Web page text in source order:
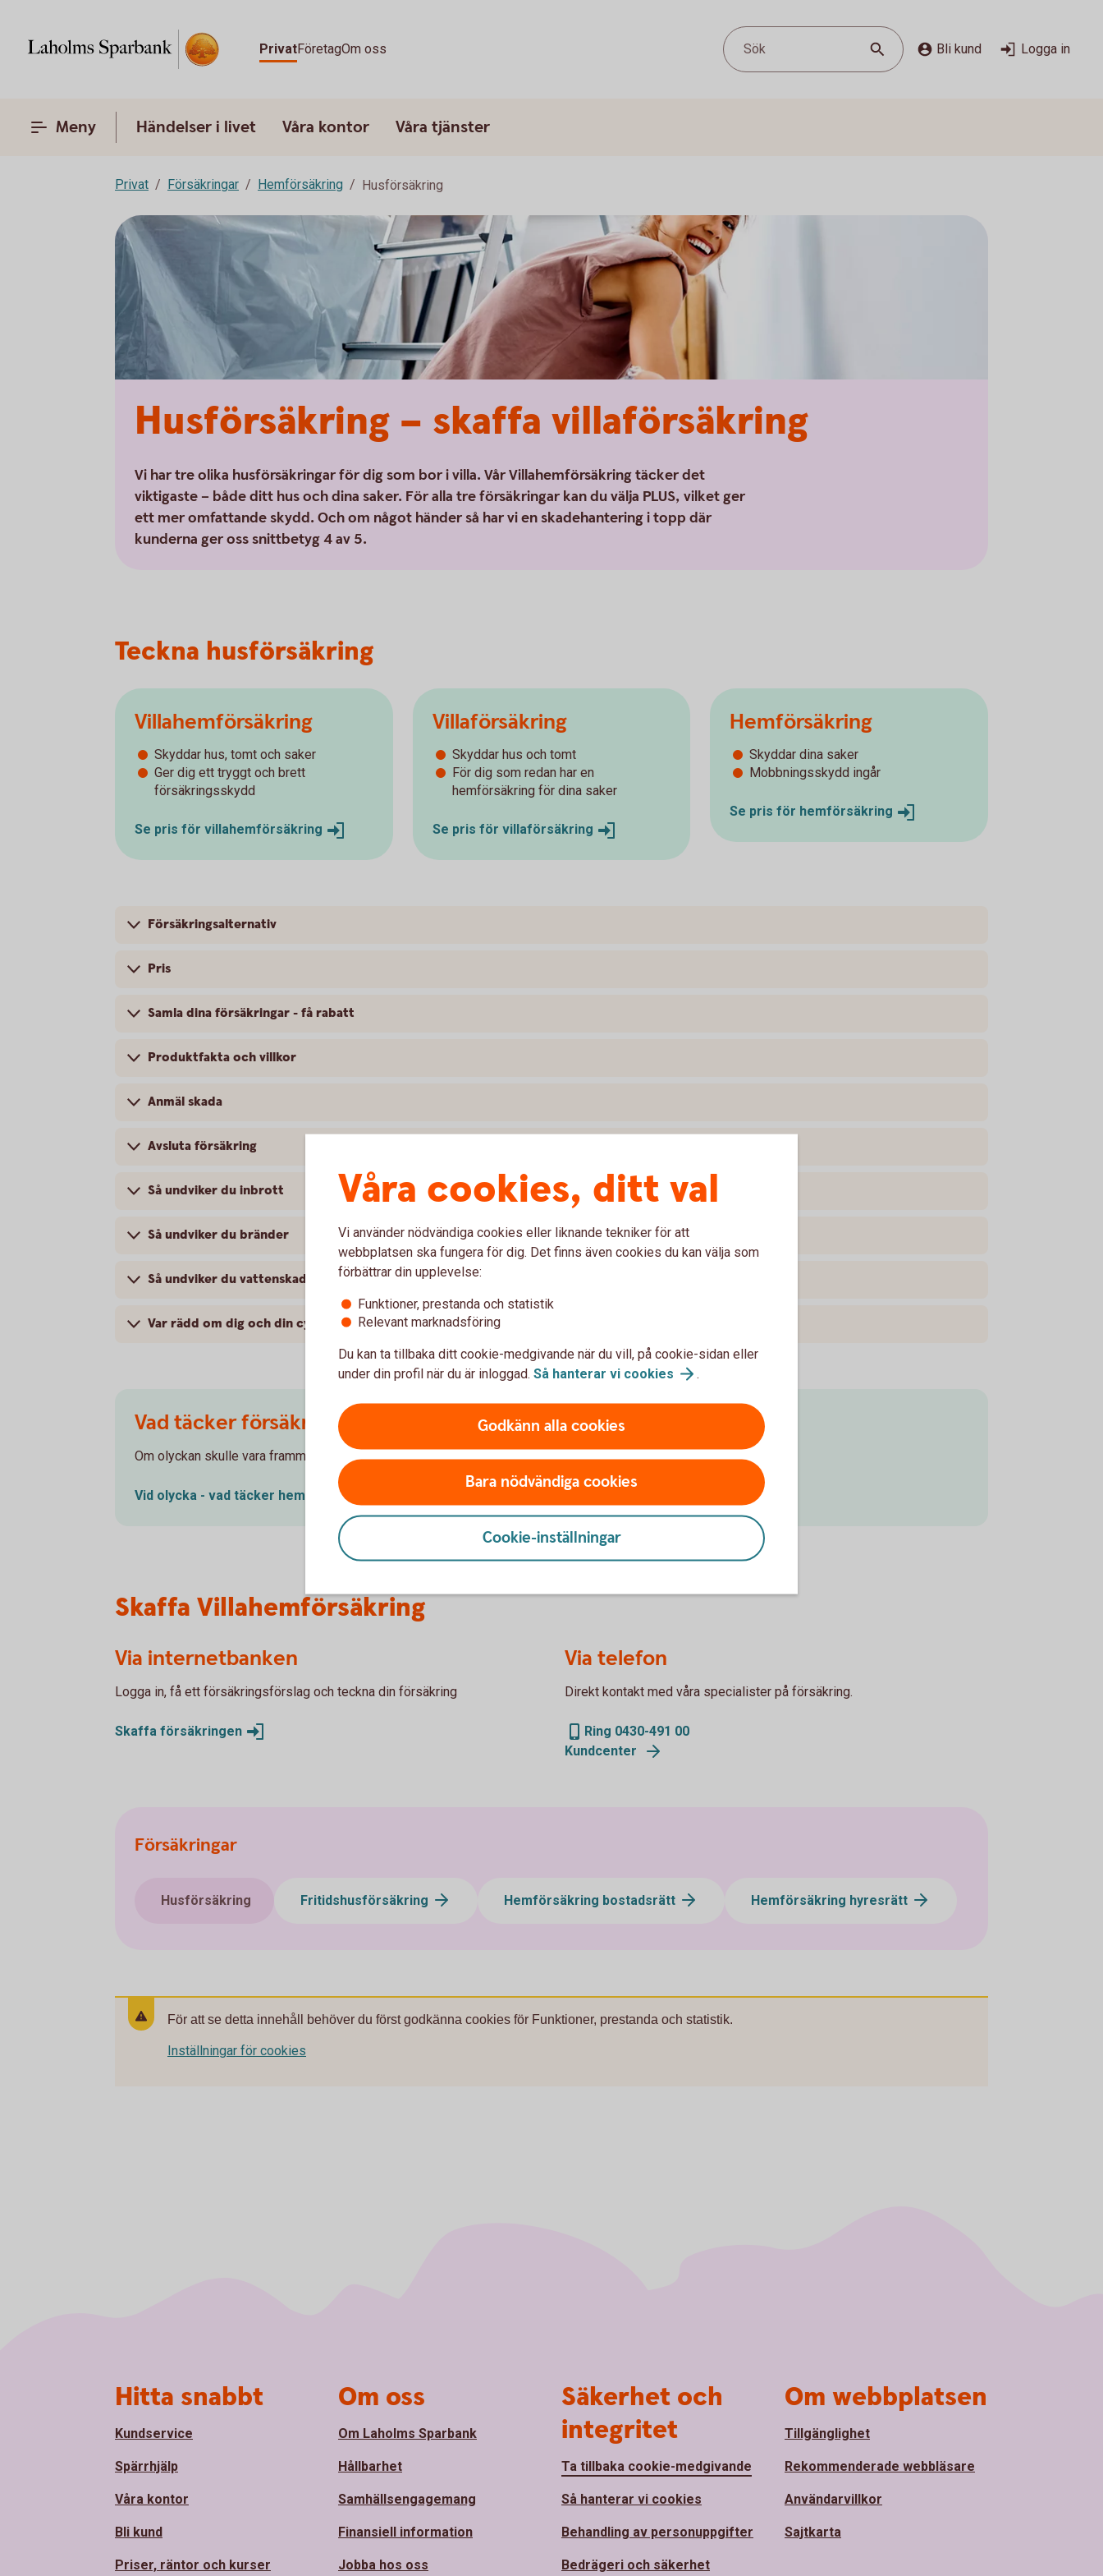
PrivatFöretagOm oss Sök Bli kund Logga in
Meny Händelser i livet Våra kontor Våra tjänster
Privat Försäkringar Hemförsäkring Husförsäkring
Husförsäkring – skaffa villaförsäkring
Vi har tre olika husförsäkringar för dig som bor i villa. Vår Villahemförsäkring täcker det
viktigaste – både ditt hus och dina saker. För alla tre försäkringar kan du välja PLUS, vilket ger
ett mer omfattande skydd. Och om något händer så har vi en skadehantering i topp där
kunderna ger oss snittbetyg 4 av 5.
Teckna husförsäkring
Villahemförsäkring
Skyddar hus, tomt och saker
Ger dig ett tryggt och brett
försäkringsskydd
Se pris för villahemförsäkring
Villaförsäkring
Skyddar hus och tomt
För dig som redan har en
hemförsäkring för dina saker
Se pris för villaförsäkring
Hemförsäkring
Skyddar dina saker
Mobbningsskydd ingår
Se pris för hemförsäkring
Försäkringsalternativ
Pris
Samla dina försäkringar - få rabatt
Produktfakta och villkor
Anmäl skada
Avsluta försäkring
Så undviker du inbrott
Så undviker du bränder
Så undviker du vattenskador
Var rädd om dig och din cykel
Vad täcker försäkringen?
Om olyckan skulle vara framme - vad täcks?
Vid olycka - vad täcker hemförsäkringen
Skaffa Villahemförsäkring
Via internetbanken
Logga in, få ett försäkringsförslag och teckna din försäkring
Skaffa försäkringen
Via telefon
Direkt kontakt med våra specialister på försäkring.
Ring 0430-491 00
Kundcenter
Försäkringar
Husförsäkring Fritidshusförsäkring Hemförsäkring bostadsrätt Hemförsäkring hyresrätt
För att se detta innehåll behöver du först godkänna cookies för Funktioner, prestanda och statistik.
Inställningar för cookies
Våra cookies, ditt val
Vi använder nödvändiga cookies eller liknande tekniker för att
webbplatsen ska fungera för dig. Det finns även cookies du kan välja som
förbättrar din upplevelse:
Funktioner, prestanda och statistik
Relevant marknadsföring
Du kan ta tillbaka ditt cookie-medgivande när du vill, på cookie-sidan eller
under din profil när du är inloggad. Så hanterar vi cookies .
Godkänn alla cookies
Bara nödvändiga cookies
Cookie-inställningar
Hitta snabbt
Kundservice
Spärrhjälp
Våra kontor
Bli kund
Priser, räntor och kurser
Om oss
Om Laholms Sparbank
Hållbarhet
Samhällsengagemang
Finansiell information
Jobba hos oss
Säkerhet och
integritet
Ta tillbaka cookie-medgivande
Så hanterar vi cookies
Behandling av personuppgifter
Bedrägeri och säkerhet
Om webbplatsen
Tillgänglighet
Rekommenderade webbläsare
Användarvillkor
Sajtkarta